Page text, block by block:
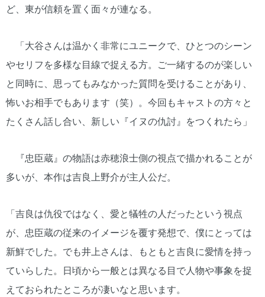
ど、東が信頼を置く面々が連なる。
「大谷さんは温かく非常にユニークで、ひとつのシーン
やセリフを多様な目線で捉える方。ご一緒するのが楽しい
と同時に、思ってもみなかった質問を受けることがあり、
怖いお相手でもあります（笑）。今回もキャストの方々と
たくさん話し合い、新しい『イヌの仇討』をつくれたら」
『忠臣蔵』の物語は赤穂浪士側の視点で描かれることが
多いが、本作は吉良上野介が主人公だ。
「吉良は仇役ではなく、愛と犠牲の人だったという視点
が、忠臣蔵の従来のイメージを覆す発想で、僕にとっては
新鮮でした。でも井上さんは、もともと吉良に愛情を持っ
ていらした。日頃から一般とは異なる目で人物や事象を捉
えておられたところが凄いなと思います。